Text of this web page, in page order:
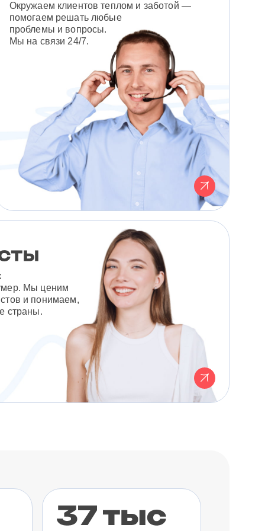
Окружаем клиентов теплом и заботой —
помогаем решать любые
проблемы и вопросы.
Мы на связи 24/7.
Мы ценим
и понимаем,
страны.